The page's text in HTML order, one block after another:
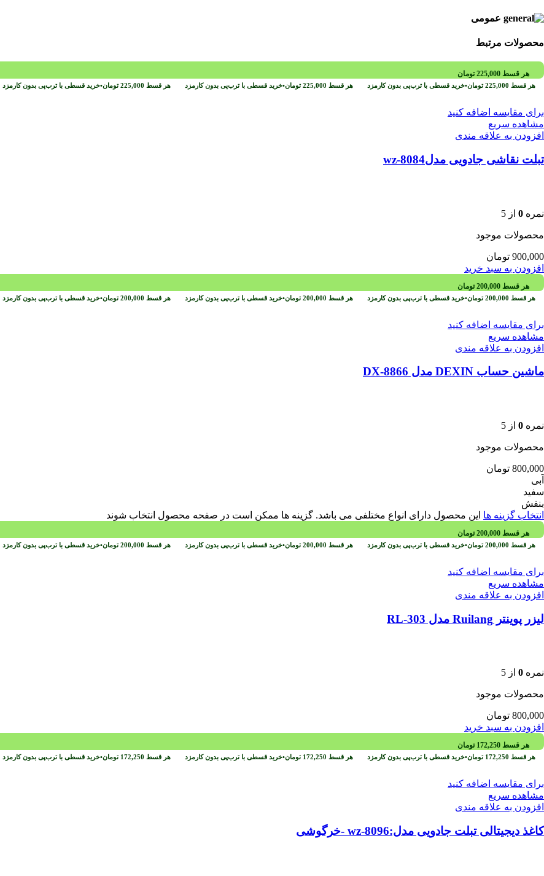
عمومی
محصولات مرتبط
هر قسط 225,000 تومان
هر قسط 225,000 تومان•خرید قسطی با ترب‌پی بدون کارمزد هر قسط 225,000 تومان•خرید قسطی با ترب‌پی بدون کارمزد هر قسط 225,000 تومان•خرید قسطی با ترب‌پی بدون کارمزد
برای مقایسه اضافه کنید
مشاهده سریع
افزودن به علاقه مندی
تبلت نقاشی جادویی مدلwz-8084
نمره 0 از 5
محصولات موجود
900,000 تومان
افزودن به سبد خرید
هر قسط 200,000 تومان
هر قسط 200,000 تومان•خرید قسطی با ترب‌پی بدون کارمزد هر قسط 200,000 تومان•خرید قسطی با ترب‌پی بدون کارمزد هر قسط 200,000 تومان•خرید قسطی با ترب‌پی بدون کارمزد
برای مقایسه اضافه کنید
مشاهده سریع
افزودن به علاقه مندی
ماشین حساب DEXIN مدل DX-8866
نمره 0 از 5
محصولات موجود
800,000 تومان
آبی
سفید
بنفش
انتخاب گزینه ها این محصول دارای انواع مختلفی می باشد. گزینه ها ممکن است در صفحه محصول انتخاب شوند
هر قسط 200,000 تومان
هر قسط 200,000 تومان•خرید قسطی با ترب‌پی بدون کارمزد هر قسط 200,000 تومان•خرید قسطی با ترب‌پی بدون کارمزد هر قسط 200,000 تومان•خرید قسطی با ترب‌پی بدون کارمزد
برای مقایسه اضافه کنید
مشاهده سریع
افزودن به علاقه مندی
لیزر پوینتر Ruilang مدل RL-303
نمره 0 از 5
محصولات موجود
800,000 تومان
افزودن به سبد خرید
هر قسط 172,250 تومان
هر قسط 172,250 تومان•خرید قسطی با ترب‌پی بدون کارمزد هر قسط 172,250 تومان•خرید قسطی با ترب‌پی بدون کارمزد هر قسط 172,250 تومان•خرید قسطی با ترب‌پی بدون کارمزد
برای مقایسه اضافه کنید
مشاهده سریع
افزودن به علاقه مندی
کاغذ دیجیتالی تبلت جادویی مدل:wz-8096 -خرگوشی